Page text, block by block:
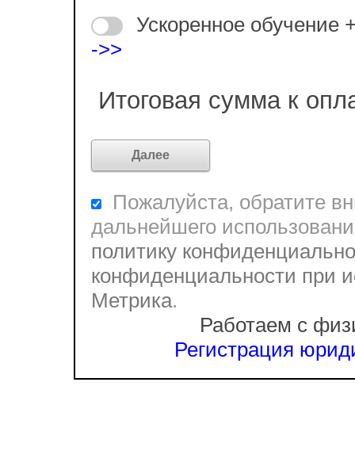
Ускоренное обучение
->>
Итоговая сумма к
Пожалуйста, обратите
дальнейшего
политику
конфиденциальности при
Метрика.
Работаем с
Регистрация